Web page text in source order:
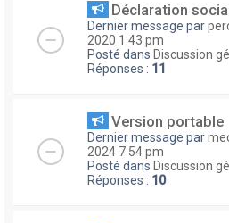
Déclaration
Dernier message par
2020 1:43 pm
Posté dans Discussion
Réponses : 11
Version portable
Dernier message par
2024 7:54 pm
Posté dans Discussion
Réponses : 10